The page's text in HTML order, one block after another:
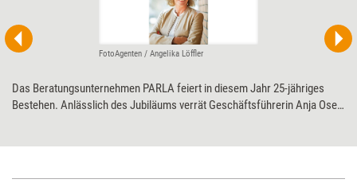
FotoAgenten / Angelika Löffler
Das Beratungsunternehmen PARLA feiert in diesem Jahr 25-jähriges
Bestehen. Anlässlich des Jubiläums verrät Geschäftsführerin Anja Oser